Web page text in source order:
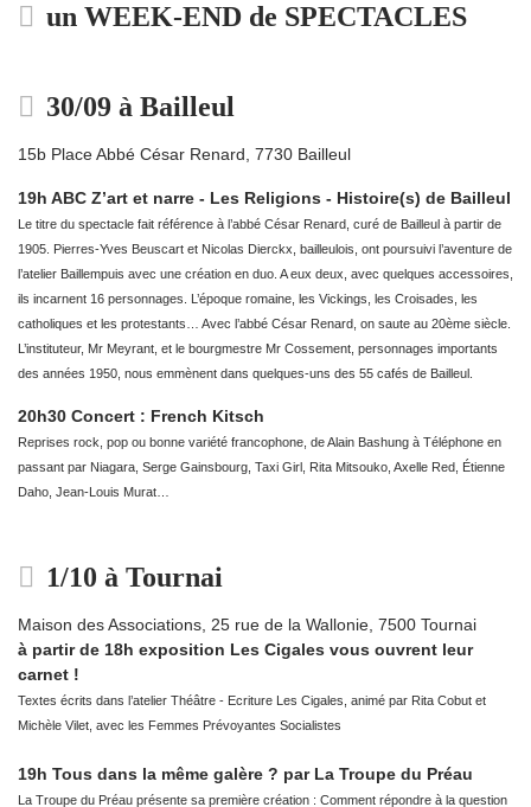
un WEEK-END de SPECTACLES
30/09 à Bailleul
15b Place Abbé César Renard, 7730 Bailleul
19h ABC Z’art et narre - Les Religions - Histoire(s) de Bailleul
Le titre du spectacle fait référence à l’abbé César Renard, curé de Bailleul à partir de
1905. Pierres-Yves Beuscart et Nicolas Dierckx, bailleulois, ont poursuivi l’aventure de
l’atelier Baillempuis avec une création en duo. A eux deux, avec quelques accessoires,
ils incarnent 16 personnages. L’époque romaine, les Vickings, les Croisades, les
catholiques et les protestants… Avec l’abbé César Renard, on saute au 20ème siècle.
L’instituteur, Mr Meyrant, et le bourgmestre Mr Cossement, personnages importants
des années 1950, nous emmènent dans quelques-uns des 55 cafés de Bailleul.
20h30 Concert : French Kitsch
Reprises rock, pop ou bonne variété francophone, de Alain Bashung à Téléphone en
passant par Niagara, Serge Gainsbourg, Taxi Girl, Rita Mitsouko, Axelle Red, Étienne
Daho, Jean-Louis Murat…
1/10 à Tournai
Maison des Associations, 25 rue de la Wallonie, 7500 Tournai
à partir de 18h exposition Les Cigales vous ouvrent leur
carnet !
Textes écrits dans l’atelier Théâtre - Ecriture Les Cigales, animé par Rita Cobut et
Michèle Vilet, avec les Femmes Prévoyantes Socialistes
19h Tous dans la même galère ? par La Troupe du Préau
La Troupe du Préau présente sa première création : Comment répondre à la question